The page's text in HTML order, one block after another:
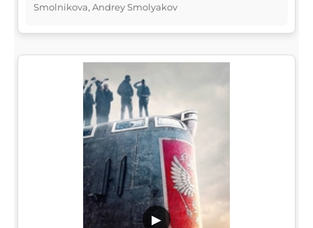
Smolnikova, Andrey Smolyakov
▶